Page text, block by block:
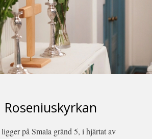
Roseniuskyrkan
på Smala gränd 5, i hjärtat av